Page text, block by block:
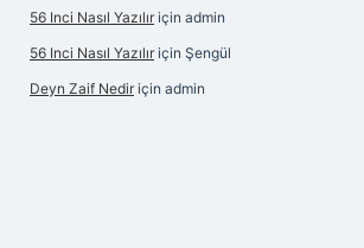
56 Inci Nasıl Yazılır için admin
56 Inci Nasıl Yazılır için Şengül
Deyn Zaif Nedir için admin